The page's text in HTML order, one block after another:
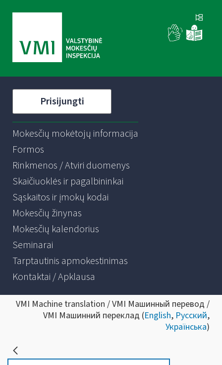
Prisijungti
Mokesčių mokėtojų informacija
Formos
Rinkmenos / Atviri duomenys
Skaičiuoklės ir pagalbininkai
Sąskaitos ir įmokų kodai
Mokesčių žinynas
Mokesčių kalendorius
Seminarai
Tarptautinis apmokestinimas
Kontaktai / Apklausa
VMI Machine translation / VMI Машинный перевод /
VMI Машинний переклад (English, Русский,
Українська)